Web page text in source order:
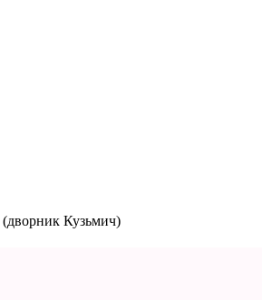
(дворник Кузьмич)